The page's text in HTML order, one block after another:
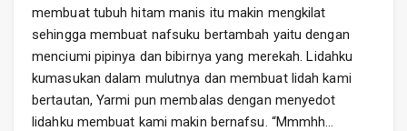
membuat tubuh hitam manis itu makin mengkilat
sehingga membuat nafsuku bertambah yaitu dengan
menciumi pipinya dan bibirnya yang merekah. Lidahku
kumasukan dalam mulutnya dan membuat lidah kami
bertautan, Yarmi pun membalas dengan menyedot
lidahku membuat kami makin bernafsu. “Mmmhh…